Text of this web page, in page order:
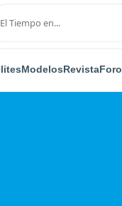
ModelosRevistaForo